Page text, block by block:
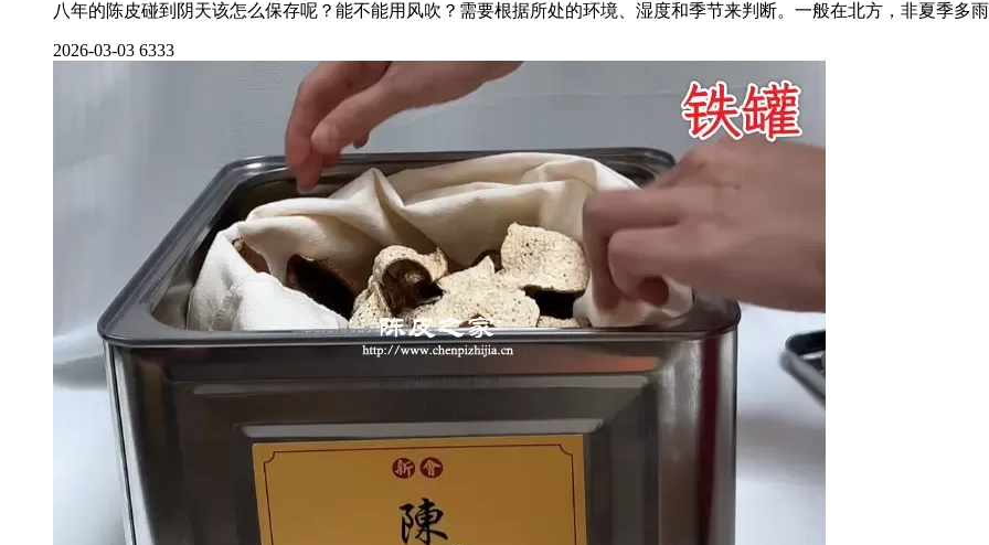
八年的陈皮碰到阴天该怎么保存呢？能不能用风吹？需要根据所处的环境、湿度和季节来判断。一般在北方，非夏季多
2026-03-03 6333